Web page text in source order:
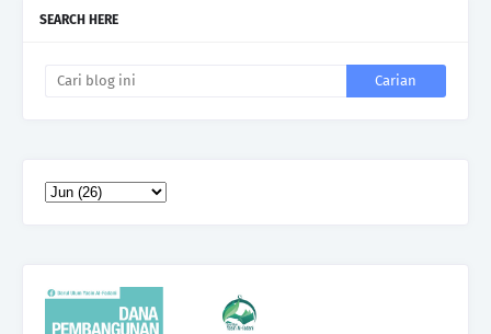
SEARCH HERE